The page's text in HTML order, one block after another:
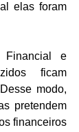
elas foram
Financial e
ficam
modo,
pretendem
financeiros